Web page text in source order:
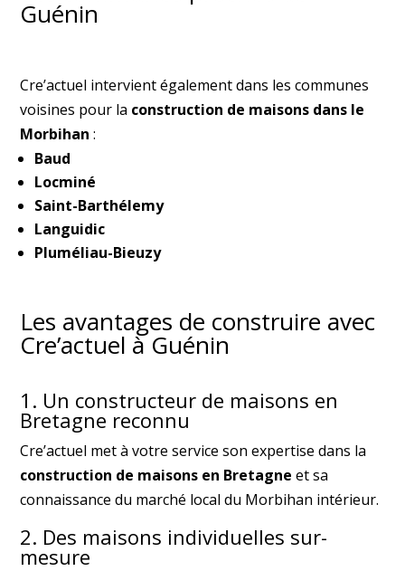
Guénin
Cre’actuel intervient également dans les communes
voisines pour la construction de maisons dans le
Morbihan :
Baud
Locminé
Saint-Barthélemy
Languidic
Pluméliau-Bieuzy
Les avantages de construire avec
Cre’actuel à Guénin
1. Un constructeur de maisons en
Bretagne reconnu
Cre’actuel met à votre service son expertise dans la
construction de maisons en Bretagne et sa
connaissance du marché local du Morbihan intérieur.
2. Des maisons individuelles sur-
mesure